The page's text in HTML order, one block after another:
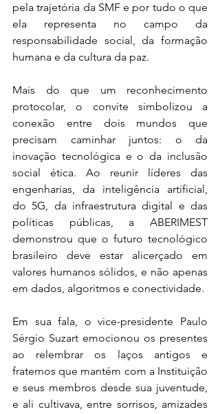
pela trajetória da SMF e por tudo o que
ela representa no campo da
responsabilidade social, da formação
humana e da cultura da paz.
Mais do que um reconhecimento
protocolar, o convite simbolizou a
conexão entre dois mundos que
precisam caminhar juntos: o da
inovação tecnológica e o da inclusão
social ética. Ao reunir líderes das
engenharias, da inteligência artificial,
do 5G, da infraestrutura digital e das
políticas públicas, a ABERIMEST
demonstrou que o futuro tecnológico
brasileiro deve estar alicerçado em
valores humanos sólidos, e não apenas
em dados, algoritmos e conectividade.
Em sua fala, o vice-presidente Paulo
Sérgio Suzart emocionou os presentes
ao relembrar os laços antigos e
fraternos que mantém com a Instituição
e seus membros desde sua juventude,
e ali cultivava, entre sorrisos, amizades